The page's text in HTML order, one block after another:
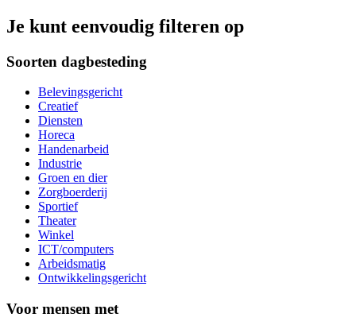
Je kunt eenvoudig filteren op
Soorten dagbesteding
Belevingsgericht
Creatief
Diensten
Horeca
Handenarbeid
Industrie
Groen en dier
Zorgboerderij
Sportief
Theater
Winkel
ICT/computers
Arbeidsmatig
Ontwikkelingsgericht
Voor mensen met